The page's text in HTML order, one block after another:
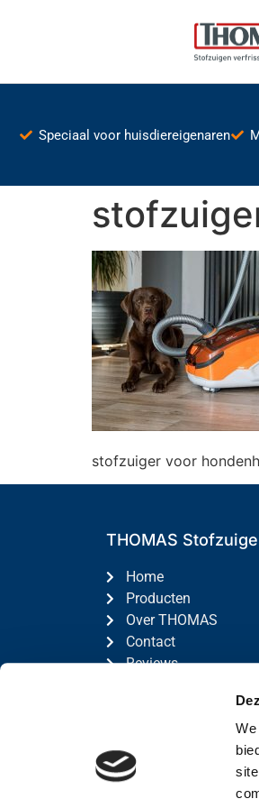
Speciaal voor huisdiereigenaren
stofzuiger voor
THOMAS
Home
Producten
Over THOMAS
Contact
Reviews
© 2026 THOMAS